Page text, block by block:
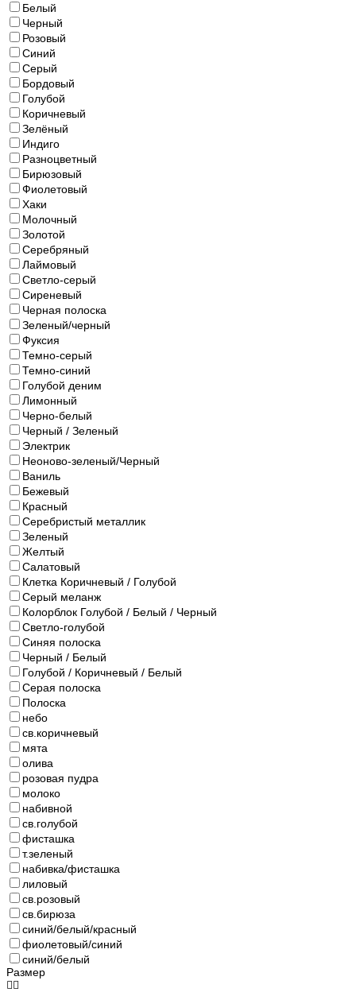
Белый
Черный
Розовый
Синий
Серый
Бордовый
Голубой
Коричневый
Зелёный
Индиго
Разноцветный
Бирюзовый
Фиолетовый
Хаки
Молочный
Золотой
Cеребряный
Лаймовый
Светло-серый
Сиреневый
Черная полоска
Зеленый/черный
Фуксия
Темно-серый
Темно-синий
Голубой деним
Лимонный
Черно-белый
Черный / Зеленый
Электрик
Неоново-зеленый/Черный
Ваниль
Бежевый
Красный
Серебристый металлик
Зеленый
Желтый
Салатовый
Клетка Коричневый / Голубой
Серый меланж
Колорблок Голубой / Белый / Черный
Светло-голубой
Синяя полоска
Черный / Белый
Голубой / Коричневый / Белый
Серая полоска
Полоска
небо
св.коричневый
мята
олива
розовая пудра
молоко
набивной
св.голубой
фисташка
т.зеленый
набивка/фисташка
лиловый
св.розовый
св.бирюза
синий/белый/красный
фиолетовый/синий
синий/белый
Размер